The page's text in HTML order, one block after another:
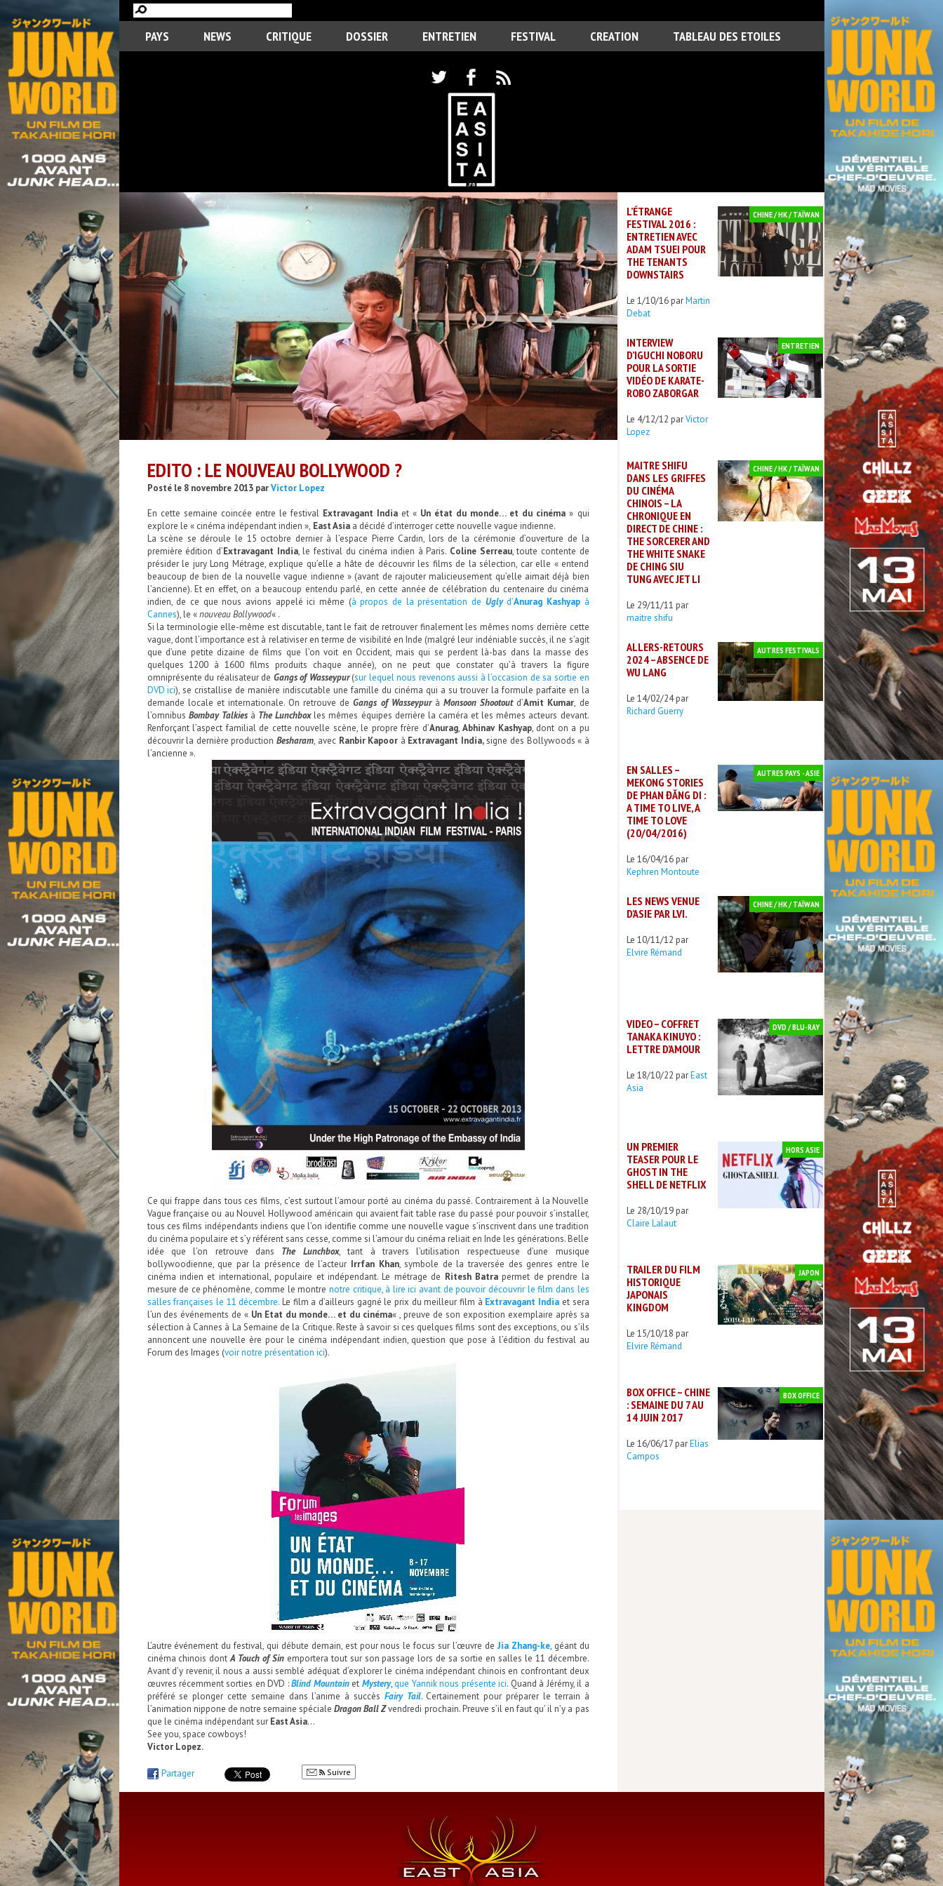
PAYS NEWS CRITIQUE DOSSIER ENTRETIEN FESTIVAL CREATION TABLEAU DES ETOILES
EDITO : LE NOUVEAU BOLLYWOOD ?
Posté le 8 novembre 2013 parVictor Lopez
En cette semaine coincée entre le festival Extravagant Indiaet « Un état du monde… et du cinéma » qui
explore le « cinéma indépendant indien », East Asiaa décidé d’interroger cette nouvelle vague indienne.
La scène se déroule le 15 octobre dernier à l’espace Pierre Cardin, lors de la cérémonie d’ouverture de la
première édition d’Extravagant India, le festival du cinéma indien à Paris. Coline Serreau, toute contente de
présider le jury Long Métrage, explique qu’elle a hâte de découvrir les films de la sélection, car elle « entend
beaucoup de bien de la nouvelle vague indienne » (avant de rajouter malicieusement qu’elle aimait déjà bien
l’ancienne). Et en effet, on a beaucoup entendu parlé, en cette année de célébration du centenaire du cinéma
indien, de ce que nous avions appelé ici même (à propos de la présentation de Ugly d’Anurag Kashyapà
Cannes), le «nouveau Bollywood« .
Si la terminologie elle-même est discutable, tant le fait de retrouver finalement les mêmes noms derrière cette
vague, dont l’importance est à relativiser en terme de visibilité en Inde (malgré leur indéniable succès, il ne s’agit
que d’une petite dizaine de films que l’on voit en Occident, mais qui se perdent là-bas dans la masse des
quelques 1200 à 1600 films produits chaque année), on ne peut que constater qu’à travers la figure
omniprésente du réalisateur de Gangs of Wasseypur(sur lequel nous revenons aussi à l’occasion de sa sortie en
DVD ici), se cristallise de manière indiscutable une famille du cinéma qui a su trouver la formule parfaite en la
demande locale et internationale. On retrouve deGangs of Wasseypurà Monsoon Shootout d’Amit Kumar, de
l’omnibus Bombay Talkiesà The Lunchboxles mêmes équipes derrière la caméra et les mêmes acteurs devant.
Renforçant l’aspect familial de cette nouvelle scène, le propre frère d’Anurag, Abhinav Kashyap, dont on a pu
découvrir la dernière production Besharam, avec Ranbir Kapoor à Extravagant India,signe des Bollywoods « à
l’ancienne ».
Ce qui frappe dans tous ces films, c’est surtout l’amour porté au cinéma du passé. Contrairement à la Nouvelle
Vague française ou au Nouvel Hollywood américain qui avaient fait table rase du passé pour pouvoir s’installer,
tous ces films indépendants indiens que l’on identifie comme une nouvelle vague s’inscrivent dans une tradition
du cinéma populaire et s’y référent sans cesse, comme si l’amour du cinéma reliait en Inde les générations. Belle
idée que l’on retrouve dans The Lunchbox, tant à travers l’utilisation respectueuse d’une musique
bollywoodienne, que par la présence de l’acteur Irrfan Khan, symbole de la traversée des genres entre le
cinéma indien et international, populaire et indépendant. Le métrage de Ritesh Batrapermet de prendre la
mesure de ce phénomène, comme le montre notre critique, à lire ici avant de pouvoir découvrir le film dans les
salles françaises le 11 décembre. Le film a d’ailleurs gagné le prix du meilleur film à Extravagant India et sera
l’un des événements de « Un Etat du monde… et du cinéma« , preuve de son exposition exemplaire après sa
sélection à Cannes à La Semaine de la Critique. Reste à savoir si ces quelques films sont des exceptions, ou s’ils
annoncent une nouvelle ère pour le cinéma indépendant indien, question que pose à l’édition du festival au
Forum des Images (voir notre présentation ici).
L’autre événement du festival, qui débute demain, est pour nous le focus sur l’œuvre de Jia Zhang-ke, géant du
cinéma chinois dontA Touch of Sinemportera tout sur son passage lors de sa sortie en salles le 11 décembre.
Avant d’y revenir, il nous a aussi semblé adéquat d’explorer le cinéma indépendant chinois en confrontant deux
œuvres récemment sorties en DVD :Blind Mountain et Mystery,que Yannik nous présente ici. Quand à Jérémy, il a
préféré se plonger cette semaine dans l’anime à succès Fairy Tail. Certainement pour préparer le terrain à
l’animation nippone de notre semaine spécialeDragon Ball Zvendredi prochain. Preuve s’il en faut qu’ il n’y a pas
que le cinéma indépendant sur East Asia…
See you, space cowboys!
Victor Lopez.
Partager Suivre
L’ÉTRANGE
FESTIVAL 2016 :
ENTRETIEN AVEC
ADAM TSUEI POUR
THE TENANTS
DOWNSTAIRS
Le 1/10/16 parMartin
Debat
CHINE / HK / TAÏWAN
INTERVIEW
D’IGUCHI NOBORU
POUR LA SORTIE
VIDÉO DE KARATE-
ROBO ZABORGAR
Le 4/12/12 parVictor
Lopez
ENTRETIEN
MAITRE SHIFU
DANS LES GRIFFES
DU CINÉMA
CHINOIS – LA
CHRONIQUE EN
DIRECT DE CHINE :
THE SORCERER AND
THE WHITE SNAKE
DE CHING SIU
TUNG AVEC JET LI
Le 29/11/11 par
maitre shifu
CHINE / HK / TAÏWAN
ALLERS-RETOURS
2024 – ABSENCE DE
WU LANG
Le 14/02/24 par
Richard Guerry
AUTRES FESTIVALS
EN SALLES –
MEKONG STORIES
DE PHAN ĐĂNG DI :
A TIME TO LIVE, A
TIME TO LOVE
(20/04/2016)
Le 16/04/16 par
Kephren Montoute
AUTRES PAYS - ASIE
LES NEWS VENUE
D’ASIE PAR LVI.
Le 10/11/12 par
Elvire Rémand
CHINE / HK / TAÏWAN
VIDEO – COFFRET
TANAKA KINUYO :
LETTRE D’AMOUR
Le 18/10/22 parEast
Asia
DVD / BLU-RAY
UN PREMIER
TEASER POUR LE
GHOST IN THE
SHELL DE NETFLIX
Le 28/10/19 par
Claire Lalaut
HORS ASIE
TRAILER DU FILM
HISTORIQUE
JAPONAIS
KINGDOM
Le 15/10/18 par
Elvire Rémand
JAPON
BOX OFFICE – CHINE
: SEMAINE DU 7 AU
14 JUIN 2017
Le 16/06/17 parElias
Campos
BOX OFFICE